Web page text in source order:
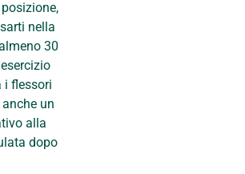
nella
30
i flessori
un
alla
dopo